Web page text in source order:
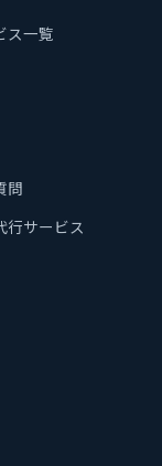
ス一覧
問
行サービス